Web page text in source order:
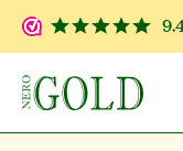
Ga naar de